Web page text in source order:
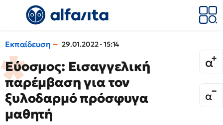
Εκπαίδευση 29.01.2022 - 15:14
Εύοσμος: Εισαγγελική
παρέμβαση για τον
ξυλοδαρμό πρόσφυγα
μαθητή